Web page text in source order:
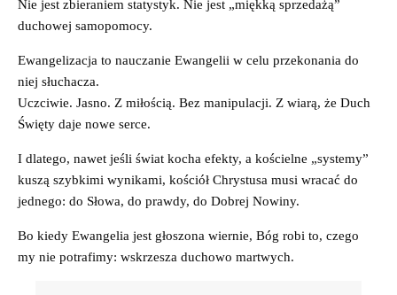
Nie jest zbieraniem statystyk. Nie jest „miękką sprzedażą”
duchowej samopomocy.
Ewangelizacja to nauczanie Ewangelii w celu przekonania do
niej słuchacza.
Uczciwie. Jasno. Z miłością. Bez manipulacji. Z wiarą, że Duch
Święty daje nowe serce.
I dlatego, nawet jeśli świat kocha efekty, a kościelne „systemy”
kuszą szybkimi wynikami, kościół Chrystusa musi wracać do
jednego: do Słowa, do prawdy, do Dobrej Nowiny.
Bo kiedy Ewangelia jest głoszona wiernie, Bóg robi to, czego
my nie potrafimy: wskrzesza duchowo martwych.